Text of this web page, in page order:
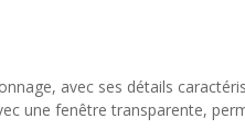
avec ses détails
une fenêtre transparente,